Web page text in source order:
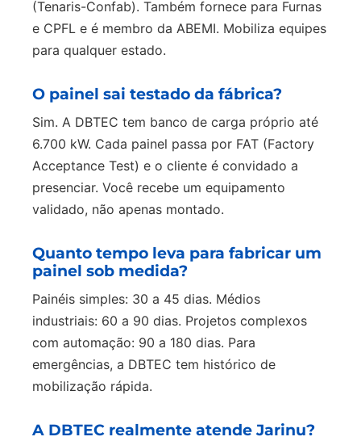
(Tenaris-Confab). Também fornece para Furnas
e CPFL e é membro da ABEMI. Mobiliza equipes
para qualquer estado.
O painel sai testado da fábrica?
Sim. A DBTEC tem banco de carga próprio até
6.700 kW. Cada painel passa por FAT (Factory
Acceptance Test) e o cliente é convidado a
presenciar. Você recebe um equipamento
validado, não apenas montado.
Quanto tempo leva para fabricar um
painel sob medida?
Painéis simples: 30 a 45 dias. Médios
industriais: 60 a 90 dias. Projetos complexos
com automação: 90 a 180 dias. Para
emergências, a DBTEC tem histórico de
mobilização rápida.
A DBTEC realmente atende Jarinu?